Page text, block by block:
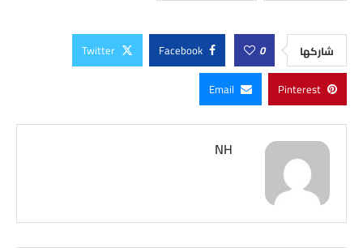
شاركها 0
Facebook
Twitter
Pinterest
Email
NH